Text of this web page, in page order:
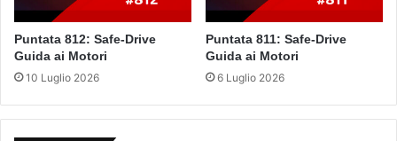
Puntata 812: Safe-Drive
Guida ai Motori
10 Luglio 2026
Puntata 811: Safe-Drive
Guida ai Motori
6 Luglio 2026